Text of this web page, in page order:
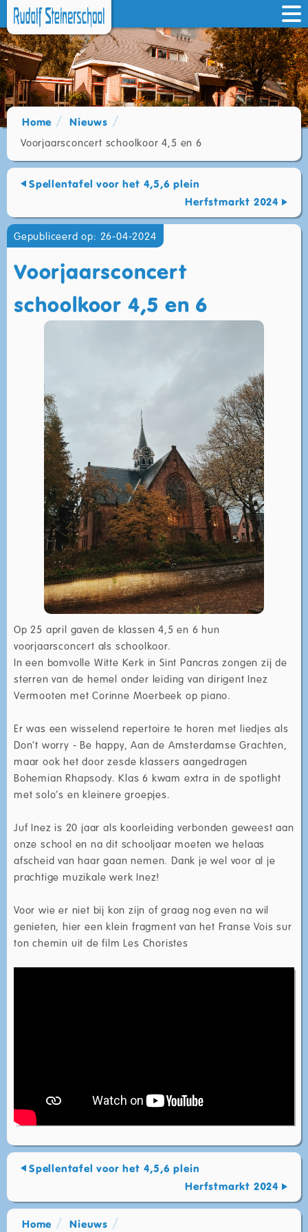
Home
Nieuws
Voorjaarsconcert schoolkoor 4,5 en 6
Spellentafel voor het 4,5,6 plein
Herfstmarkt 2024
Gepubliceerd op: 26-04-2024
Voorjaarsconcert
schoolkoor 4,5 en 6
Op 25 april gaven de klassen 4,5 en 6 hun
voorjaarsconcert als schoolkoor.
In een bomvolle Witte Kerk in Sint Pancras zongen zij de
sterren van de hemel onder leiding van dirigent Inez
Vermooten met Corinne Moerbeek op piano.
Er was een wisselend repertoire te horen met liedjes als
Don’t worry - Be happy, Aan de Amsterdamse Grachten,
maar ook het door zesde klassers aangedragen
Bohemian Rhapsody. Klas 6 kwam extra in de spotlight
met solo’s en kleinere groepjes.
Juf Inez is 20 jaar als koorleiding verbonden geweest aan
onze school en na dit schooljaar moeten we helaas
afscheid van haar gaan nemen. Dank je wel voor al je
prachtige muzikale werk Inez!
Voor wie er niet bij kon zijn of graag nog even na wil
genieten, hier een klein fragment van het Franse Vois sur
ton chemin uit de film Les Choristes
Spellentafel voor het 4,5,6 plein
Herfstmarkt 2024
Home Nieuws